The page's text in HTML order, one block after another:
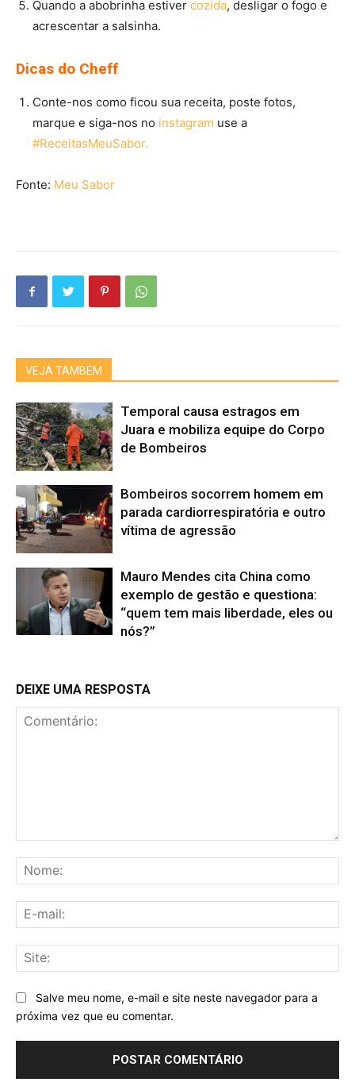
Quando a abobrinha estiver cozida, desligar o fogo e
acrescentar a salsinha.
Dicas do Cheff
Conte-nos como ficou sua receita, poste fotos,
marque e siga-nos no instagram use a
#ReceitasMeuSabor.
Fonte: Meu Sabor
VEJA TAMBÉM
Temporal causa estragos em
Juara e mobiliza equipe do Corpo
de Bombeiros
Bombeiros socorrem homem em
parada cardiorrespiratória e outro
vítima de agressão
Mauro Mendes cita China como
exemplo de gestão e questiona:
“quem tem mais liberdade, eles ou
nós?”
DEIXE UMA RESPOSTA
Salve meu nome, e-mail e site neste navegador para a
próxima vez que eu comentar.